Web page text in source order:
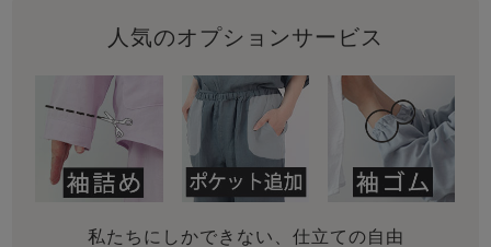
人気のオプションサービス
私たちにしかできない、仕立ての自由